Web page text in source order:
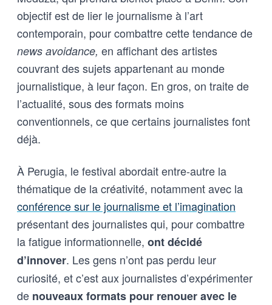
objectif est de lier le journalisme à l’art
contemporain, pour combattre cette tendance de
news avoidance, en affichant des artistes
couvrant des sujets appartenant au monde
journalistique, à leur façon. En gros, on traite de
l’actualité, sous des formats moins
conventionnels, ce que certains journalistes font
déjà.
À Perugia, le festival abordait entre-autre la
thématique de la créativité, notamment avec la
conférence sur le journalisme et l’imagination
présentant des journalistes qui, pour combattre
la fatigue informationnelle, ont décidé
d’innover. Les gens n’ont pas perdu leur
curiosité, et c’est aux journalistes d’expérimenter
de nouveaux formats pour renouer avec le